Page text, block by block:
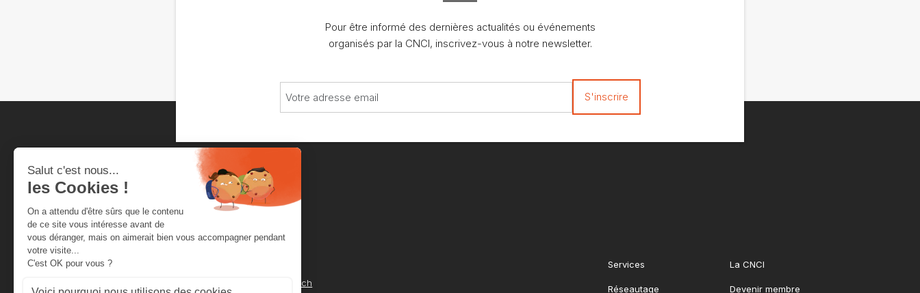
Pour être informé des dernières actualités ou événements
organisés par la CNCI, inscrivez-vous à notre newsletter.
Chambre neuchâteloise
du commerce et de l'industrie
cnci@cnci.ch
Services
Réseautage
La CNCI
Devenir membre